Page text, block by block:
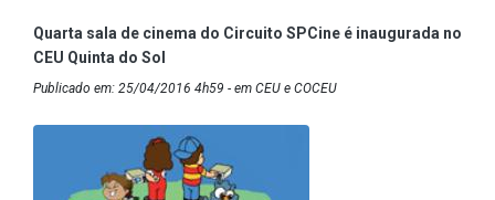
Quarta sala de cinema do Circuito SPCine é inaugurada no
CEU Quinta do Sol
Publicado em: 25/04/2016 4h59 - em CEU e COCEU